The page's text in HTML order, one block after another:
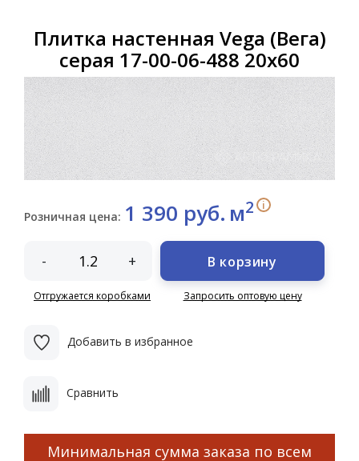
Плитка настенная Vega (Вега)
серая 17-00-06-488 20х60
Розничная цена: 1 390 руб. м2 i
- +
Отгружается коробками
В корзину
Запросить оптовую цену
Добавить в избранное
Сравнить
Минимальная сумма заказа по всем